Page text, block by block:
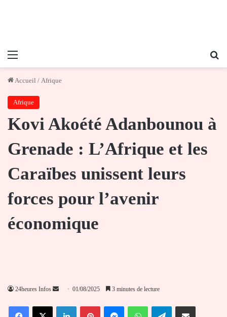
Menu
Accueil / Afrique
Afrique
Kovi Akoété Adanbounou à
Grenade : L’Afrique et les
Caraïbes unissent leurs
forces pour l’avenir
économique
24heures Infos
Envoyer
courriel
01/08/2025 3 minutes de lecture
FacebookX LinkedinPinterestMessengerWhatsAppTelegramPartager par email